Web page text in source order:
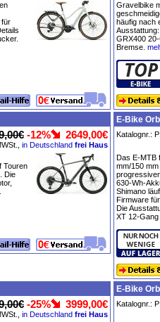
für
Gravelbike
häufig nach
GRX400
Bremse.
-12% 2649,00€
in Deutschland frei Haus
Touren
Die
E-Bike
Katalognr.:
Das E-MTB
mm/150
630-Wh-
Shimano
Firmware
Die
XT 12-
-25% 3999,00€
in Deutschland frei Haus
E-Bike
Katalognr.: